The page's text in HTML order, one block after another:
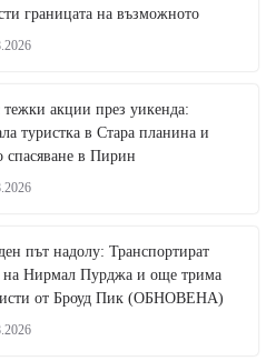
границата на възможното
акции през уикенда:
туристка в Стара планина и
в Пирин
път надолу: Транспортират
на Нирмал Пурджа и още трима
от Броуд Пик (ОБНОВЕНА)